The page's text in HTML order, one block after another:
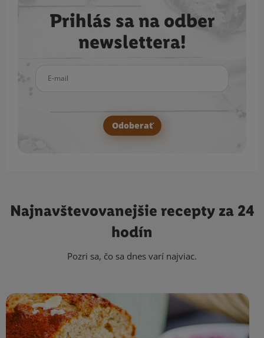
Prihlás sa na odber
newslettera!
Odoberať
Najnavštevovanejšie recepty za 24
hodín
Pozri sa, čo sa dnes varí najviac.